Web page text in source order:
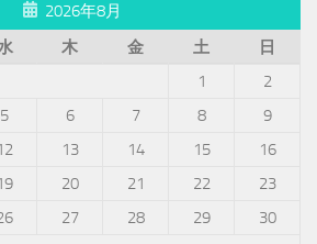
2026年8月
木 金 土
日
1
2
5 6 7 8
9
13 14 15
16
20 21 22
23
27 28 29
30